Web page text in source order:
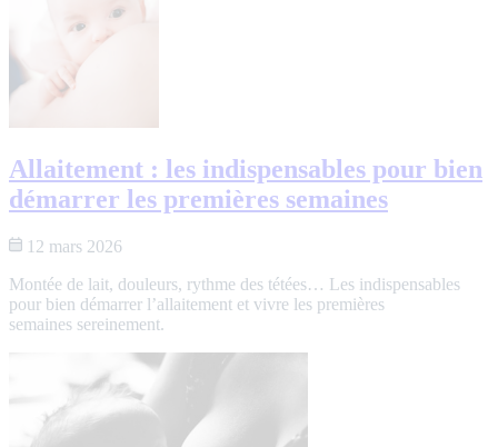
Allaitement : les indispensables pour bien
démarrer les premières semaines
12 mars 2026
Montée de lait, douleurs, rythme des tétées… Les indispensables
pour bien démarrer l’allaitement et vivre les premières
semaines sereinement.